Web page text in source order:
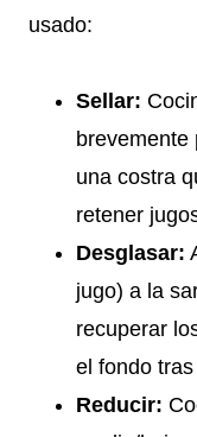
usado:
Sellar:
brevemente
una costra
retener
Desglasar:
jugo) a la
recuperar
el fondo
Reducir: